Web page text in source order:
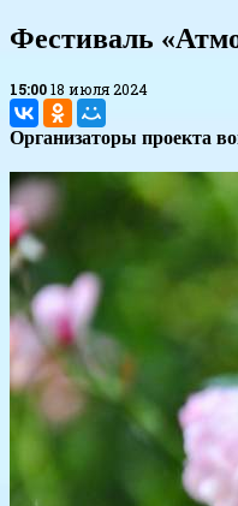
Фестиваль
15:0018 июля 2024
Организаторы проекта